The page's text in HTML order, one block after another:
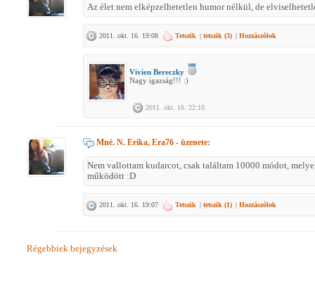
Az élet nem elképzelhetetlen humor nélkül, de
2011. okt. 16. 19:08 Tetszik | tetszik (3) | Hozzászólok
Vivien Bereczky
Nagy igazság!!! :)
2011. okt. 16. 22:10
Mné. N. Erika, Era76 - üzenete:
Nem vallottam kudarcot, csak találtam 10000 módot,
működött :D
2011. okt. 16. 19:07 Tetszik | tetszik (1) | Hozzászólok
Régebbiek bejegyzések